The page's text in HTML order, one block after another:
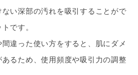
い深部の汚れを吸引することがで
です。
違った使い方をすると、肌にダメ
るため、使用頻度や吸引力の調整